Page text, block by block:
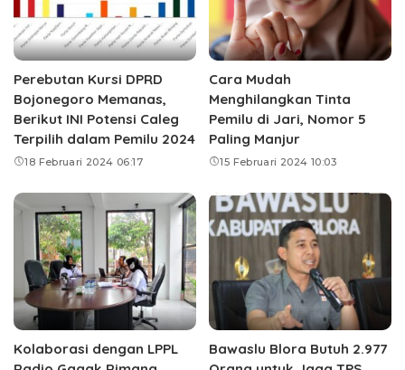
Perebutan Kursi DPRD
Bojonegoro Memanas,
Berikut INI Potensi Caleg
Terpilih dalam Pemilu 2024
18 Februari 2024 06:17
Cara Mudah
Menghilangkan Tinta
Pemilu di Jari, Nomor 5
Paling Manjur
15 Februari 2024 10:03
Kolaborasi dengan LPPL
Bawaslu Blora Butuh 2.977